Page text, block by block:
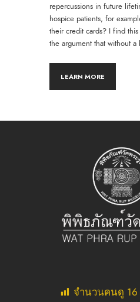
repercussions in future
hospice patients, for
their credit cards? I find this
the argument that without
LEARN MORE
จำนวนคนดู 16